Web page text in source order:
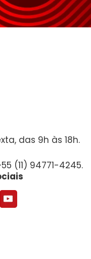
das 9h às 18h.
(11) 94771-4245.